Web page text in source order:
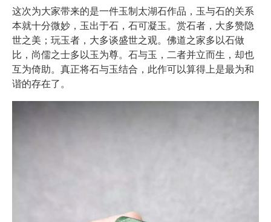
这次为大家带来的是一件玉制太湖石作品，玉与石的关系
本就十分微妙，玉出于石，石可凝玉。赏石者，大多赞隐
世之美；玩玉者，大多谈盛世之观。佛道之家多以石做
比，尚儒之士多以玉为尊。石与玉，二者并立而生，却也
互为倚助。真正将石与玉结合，此作可以算得上是最为和
谐的存在了。